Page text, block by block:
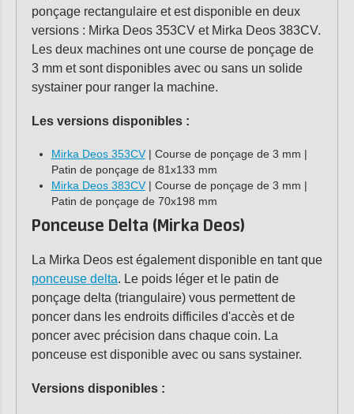
ponçage rectangulaire et est disponible en deux
versions : Mirka Deos 353CV et Mirka Deos 383CV.
Les deux machines ont une course de ponçage de
3 mm et sont disponibles avec ou sans un solide
systainer pour ranger la machine.
Les versions disponibles :
Mirka Deos 353CV| Course de ponçage de 3 mm |
Patin de ponçage de 81x133 mm
Mirka Deos 383CV| Course de ponçage de 3 mm |
Patin de ponçage de 70x198 mm
Ponceuse Delta (Mirka Deos)
La Mirka Deos est également disponible en tant que
ponceuse delta. Le poids léger et le patin de
ponçage delta (triangulaire) vous permettent de
poncer dans les endroits difficiles d'accès et de
poncer avec précision dans chaque coin. La
ponceuse est disponible avec ou sans systainer.
Versions disponibles :